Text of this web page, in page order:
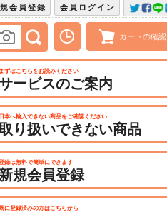
会員ログイン
会員登録
カートの確認
まずはこちらをお読みください
ービスのご案内
日本へ輸入できない商品をご確認ください
り扱いできない商品
録は無料で簡単にできます
新規会員登録
既に登録済みの方はこちらから